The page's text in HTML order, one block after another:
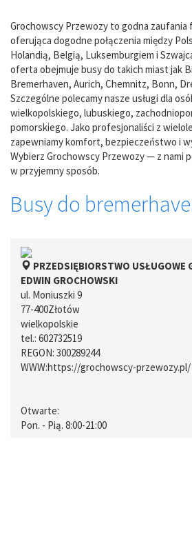
Grochowscy Przewozy to godna
oferująca dogodne połączenia między
Holandią, Belgią, Luksemburgiem i
oferta obejmuje busy do takich miast jak
Bremerhaven, Aurich, Chemnitz, Bonn,
Szczególne polecamy nasze usługi dla
wielkopolskiego, lubuskiego,
pomorskiego. Jako profesjonaliści z
zapewniamy komfort, bezpieczeństwo i
Wybierz Grochowscy Przewozy — z nami
w przyjemny sposób.
Busy do
PRZEDSIĘBIORSTWO USŁUGOWE
EDWIN GROCHOWSKI
ul. Moniuszki 9
77-400Złotów
wielkopolskie
tel.: 602732519
REGON: 300289244
WWW:https://grochowscy-przewozy.pl/
Otwarte:
Pon. - Pią. 8:00-21:00